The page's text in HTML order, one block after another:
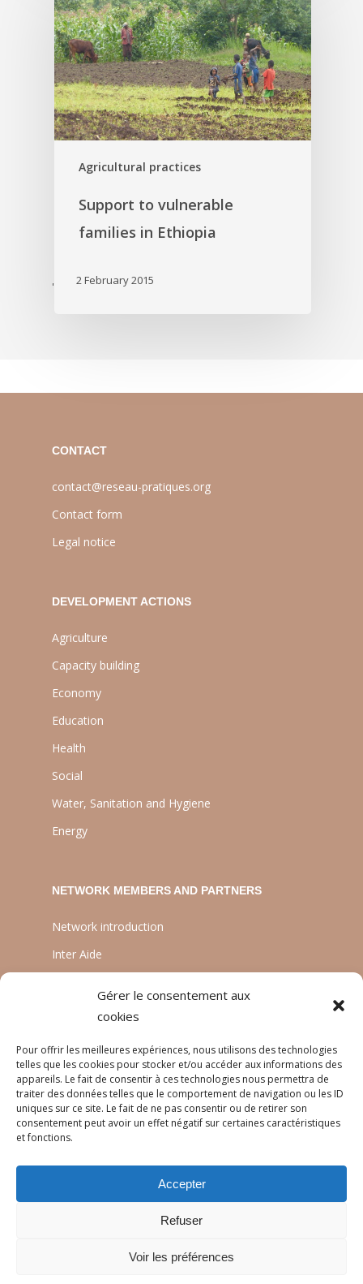
Gérer le consentement aux
cookies
Pour offrir les meilleures expériences, nous utilisons des technologies
telles que les cookies pour stocker et/ou accéder aux informations des
appareils. Le fait de consentir à ces technologies nous permettra de
traiter des données telles que le comportement de navigation ou les ID
uniques sur ce site. Le fait de ne pas consentir ou de retirer son
consentement peut avoir un effet négatif sur certaines caractéristiques
et fonctions.
Accepter
Refuser
Voir les préférences
'
Agricultural practices
Support to vulnerable
families in Ethiopia
2 February 2015
CONTACT
contact@reseau-pratiques.org
Contact form
Legal notice
DEVELOPMENT ACTIONS
Agriculture
Capacity building
Economy
Education
Health
Social
Water, Sanitation and Hygiene
Energy
NETWORK MEMBERS AND PARTNERS
Network introduction
Inter Aide
Planète Enfants & Développement
LANGUAGES
Français